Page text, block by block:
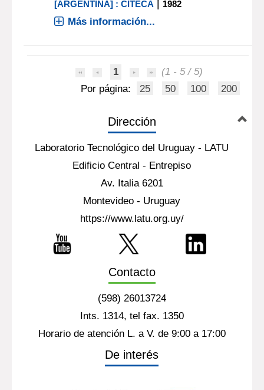
[ARGENTINA] : CITECA | 1982
Más información...
1
(1 - 5 / 5)
Por página:
25 50 100 200
Dirección
Laboratorio Tecnológico del Uruguay - LATU
Edificio Central - Entrepiso
Av. Italia 6201
Montevideo - Uruguay
https://www.latu.org.uy/
Contacto
(598) 26013724
Ints. 1314, tel fax. 1350
Horario de atención L. a V. de 9:00 a 17:00
De interés